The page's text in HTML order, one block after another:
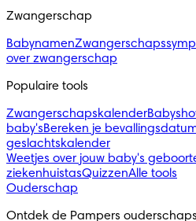
Zwangerschap
Babynamen
over zwangerschap
Populaire tools
Zwangerschapskalender
baby'sBereken je
geslachtskalender
Weetjes over jouw baby's
ziekenhuistasQuizzenAlle tools
Ouderschap
Ontdek de Pampers